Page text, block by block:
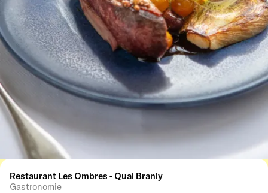
Restaurant Les Ombres - Quai Branly
Gastronomie